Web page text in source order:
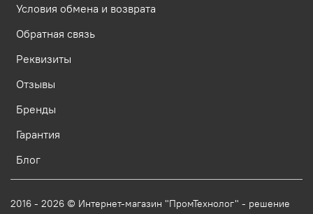
Условия обмена и возврата
Обратная связь
Реквизиты
Отзывы
Бренды
Гарантия
Блог
2016 - 2026 © Интернет-магазин "ПромТехнолог" - решение